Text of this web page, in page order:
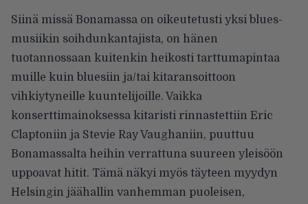
Siinä missä Bonamassa on oikeutetusti yksi blues-
musiikin soihdunkantajista, on hänen
tuotannossaan kuitenkin heikosti tarttumapintaa
muille kuin bluesiin ja/tai kitaransoittoon
vihkiytyneille kuuntelijoille. Vaikka
konserttimainoksessa kitaristi rinnastettiin Eric
Claptoniin ja Stevie Ray Vaughaniin, puuttuu
Bonamassalta heihin verrattuna suureen yleisöön
uppoavat hitit. Tämä näkyi myös täyteen myydyn
Helsingin jäähallin vanhemman puoleisen,